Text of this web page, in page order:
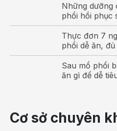
Nguyên nhân bệnh
Những dưỡng
phổi hồi phục
Thực đơn 7
phổi dễ ăn,
Sau mổ phổi
ăn gì để dễ
Cơ sở chuyên